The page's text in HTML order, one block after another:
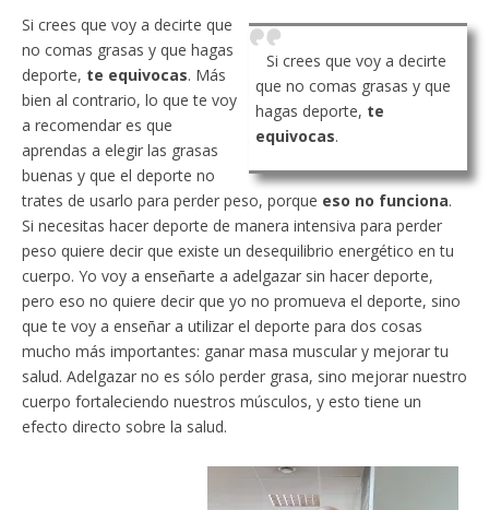
Si crees que voy a decirte
que no comas grasas y que
hagas deporte, te
equivocas.
Si crees que voy a decirte que
no comas grasas y que hagas
deporte, te equivocas. Más
bien al contrario, lo que te voy
a recomendar es que
aprendas a elegir las grasas
buenas y que el deporte no
trates de usarlo para perder peso, porque eso no funciona.
Si necesitas hacer deporte de manera intensiva para perder
peso quiere decir que existe un desequilibrio energético en tu
cuerpo. Yo voy a enseñarte a adelgazar sin hacer deporte,
pero eso no quiere decir que yo no promueva el deporte, sino
que te voy a enseñar a utilizar el deporte para dos cosas
mucho más importantes: ganar masa muscular y mejorar tu
salud. Adelgazar no es sólo perder grasa, sino mejorar nuestro
cuerpo fortaleciendo nuestros músculos, y esto tiene un
efecto directo sobre la salud.